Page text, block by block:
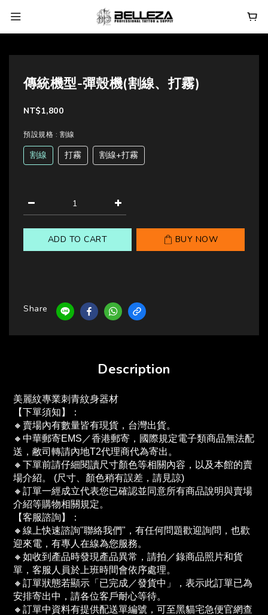
傳統機型-彈殼機(割線、打霧)
NT$1,800
預設規格 : 割線
割線 打霧 割線+打霧
ADD TO CART BUY NOW
Share
Description
美麗紋專業刺青紋身器材
【下單須知】：
🔸賣場內有數量皆有現貨，台灣出貨。
🔸中華郵寄EMS／香港郵寄，國際規定電子類商品無法配
送，敝司轉請內地T2代理商代為寄出。
🔸下單前請仔細閱讀尺寸顏色等相關內容，以及本館的賣
場介紹。 (尺寸、顏色稍有誤差，請見諒)
🔸訂單一經成立代表您已確認並同意所有商品說明與賣場
介紹等購物相關規定。
【客服諮詢】：
🔸線上快速諮詢"聯絡我們"，有任何問題歡迎詢問，也歡
迎來電，有專人在線為您服務。
🔸如收到產品時發現產品異常，請拍／錄商品照片和貨
單，客服人員於上班時間會依序處理。
🔸訂單狀態若顯示「已完成／發貨中」，表示此訂單已為
安排寄出中，請各位客戶耐心等待。
🔸訂單中資料有提供配送單編號，可至黑貓宅急便官網查